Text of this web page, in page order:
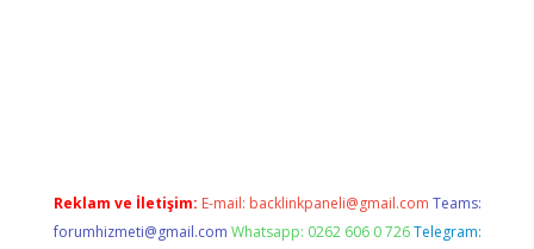
Reklam ve İletişim: E-mail: backlinkpaneli@gmail.com Teams:
forumhizmeti@gmail.com Whatsapp: 0262 606 0 726 Telegram: